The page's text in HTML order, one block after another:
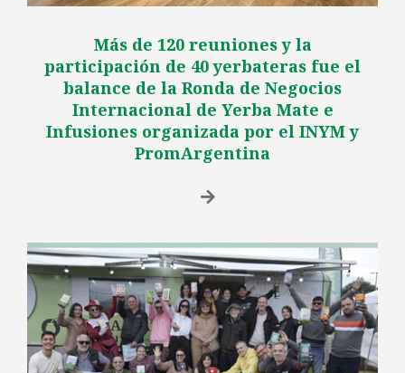
Más de 120 reuniones y la
participación de 40 yerbateras fue el
balance de la Ronda de Negocios
Internacional de Yerba Mate e
Infusiones organizada por el INYM y
PromArgentina